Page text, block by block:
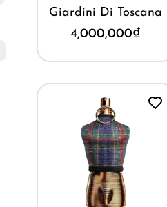
Giardini Di Toscana
4,000,000₫